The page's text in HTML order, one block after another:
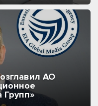
АО
Групп»